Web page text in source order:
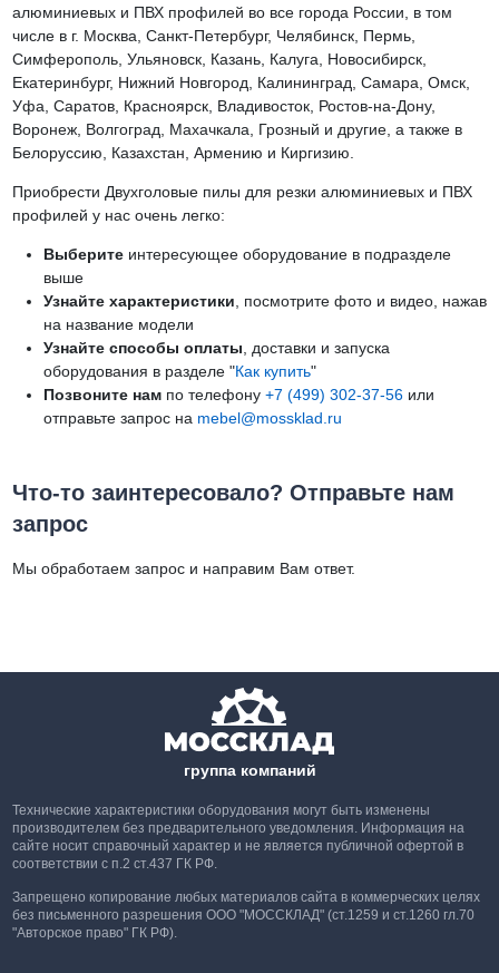
алюминиевых и ПВХ профилей во все города России, в том
числе в г. Москва, Санкт-Петербург, Челябинск, Пермь,
Симферополь, Ульяновск, Казань, Калуга, Новосибирск,
Екатеринбург, Нижний Новгород, Калининград, Самара, Омск,
Уфа, Саратов, Красноярск, Владивосток, Ростов-на-Дону,
Воронеж, Волгоград, Махачкала, Грозный и другие, а также в
Белоруссию, Казахстан, Армению и Киргизию.
Приобрести Двухголовые пилы для резки алюминиевых и ПВХ
профилей у нас очень легко:
Выберитеинтересующее оборудование в подразделе
выше
Узнайте характеристики , посмотрите фото и видео, нажав
на название модели
Узнайте способы оплаты , доставки и запуска
оборудования в разделе "Как купить"
Позвоните нампо телефону +7 (499) 302-37-56или
отправьте запрос на mebel@mossklad.ru
Что-то заинтересовало? Отправьте нам
запрос
Мы обработаем запрос и направим Вам ответ.
группа компаний
Технические характеристики оборудования могут быть изменены
производителем без предварительного уведомления. Информация на
сайте носит справочный характер и не является публичной офертой в
соответствии с п.2 ст.437 ГК РФ.
Запрещено копирование любых материалов сайта в коммерческих целях
без письменного разрешения ООО "МОССКЛАД" (ст.1259 и ст.1260 гл.70
"Авторское право" ГК РФ).